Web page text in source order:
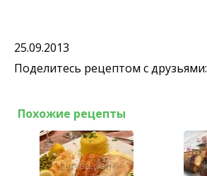
25.09.2013
Поделитесь рецептом с друзьями:
Похожие рецепты